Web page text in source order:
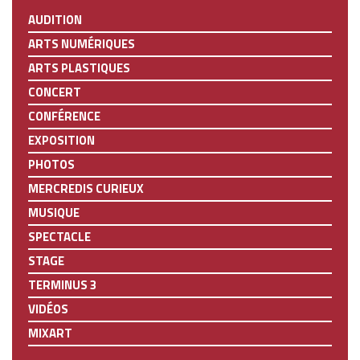
AUDITION
ARTS NUMÉRIQUES
ARTS PLASTIQUES
CONCERT
CONFÉRENCE
EXPOSITION
PHOTOS
MERCREDIS CURIEUX
MUSIQUE
SPECTACLE
STAGE
TERMINUS 3
VIDÉOS
MIXART